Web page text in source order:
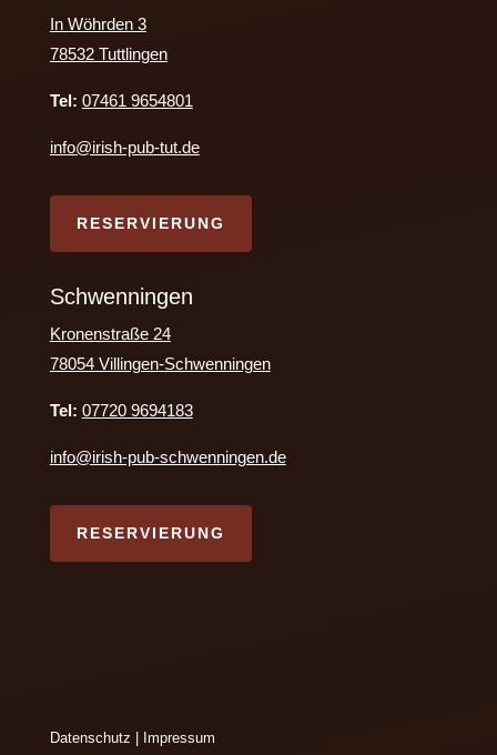
In Wöhrden 3
78532 Tuttlingen
Tel: 07461 9654801
info@irish-pub-tut.de
RESERVIERUNG
Schwenningen
Kronenstraße 24
78054 Villingen-Schwenningen
Tel: 07720 9694183
info@irish-pub-schwenningen.de
RESERVIERUNG
Datenschutz Impressum